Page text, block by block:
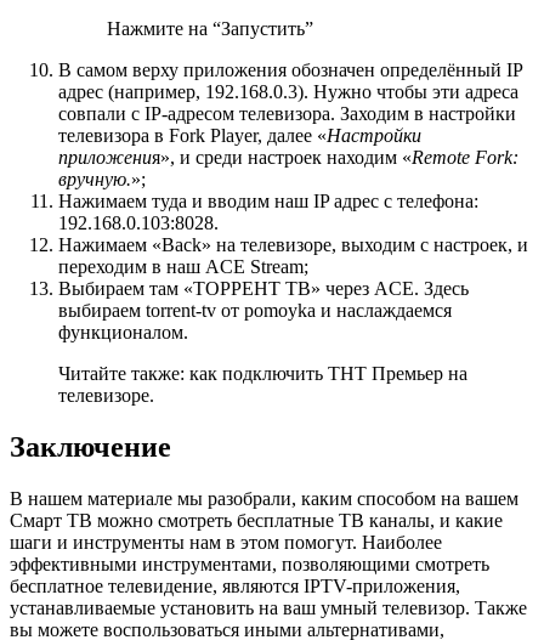
Нажмите на “Запустить”
В самом верху приложения обозначен определённый IP
адрес (например, 192.168.0.3). Нужно чтобы эти адреса
совпали с IP-адресом телевизора. Заходим в настройки
телевизора в Fork Player, далее «Настройки
приложения», и среди настроек находим «Remote Fork:
вручную.»;
Нажимаем туда и вводим наш IP адрес с телефона:
192.168.0.103:8028.
Нажимаем «Back» на телевизоре, выходим с настроек, и
переходим в наш ACE Stream;
Выбираем там «ТОРРЕНТ ТВ» через ACE. Здесь
выбираем torrent-tv от pomoyka и наслаждаемся
функционалом.
Читайте также: как подключить ТНТ Премьер на
телевизоре.
Заключение
В нашем материале мы разобрали, каким способом на вашем
Смарт ТВ можно смотреть бесплатные ТВ каналы, и какие
шаги и инструменты нам в этом помогут. Наиболее
эффективными инструментами, позволяющими смотреть
бесплатное телевидение, являются IPTV-приложения,
устанавливаемые установить на ваш умный телевизор. Также
вы можете воспользоваться иными альтернативами,